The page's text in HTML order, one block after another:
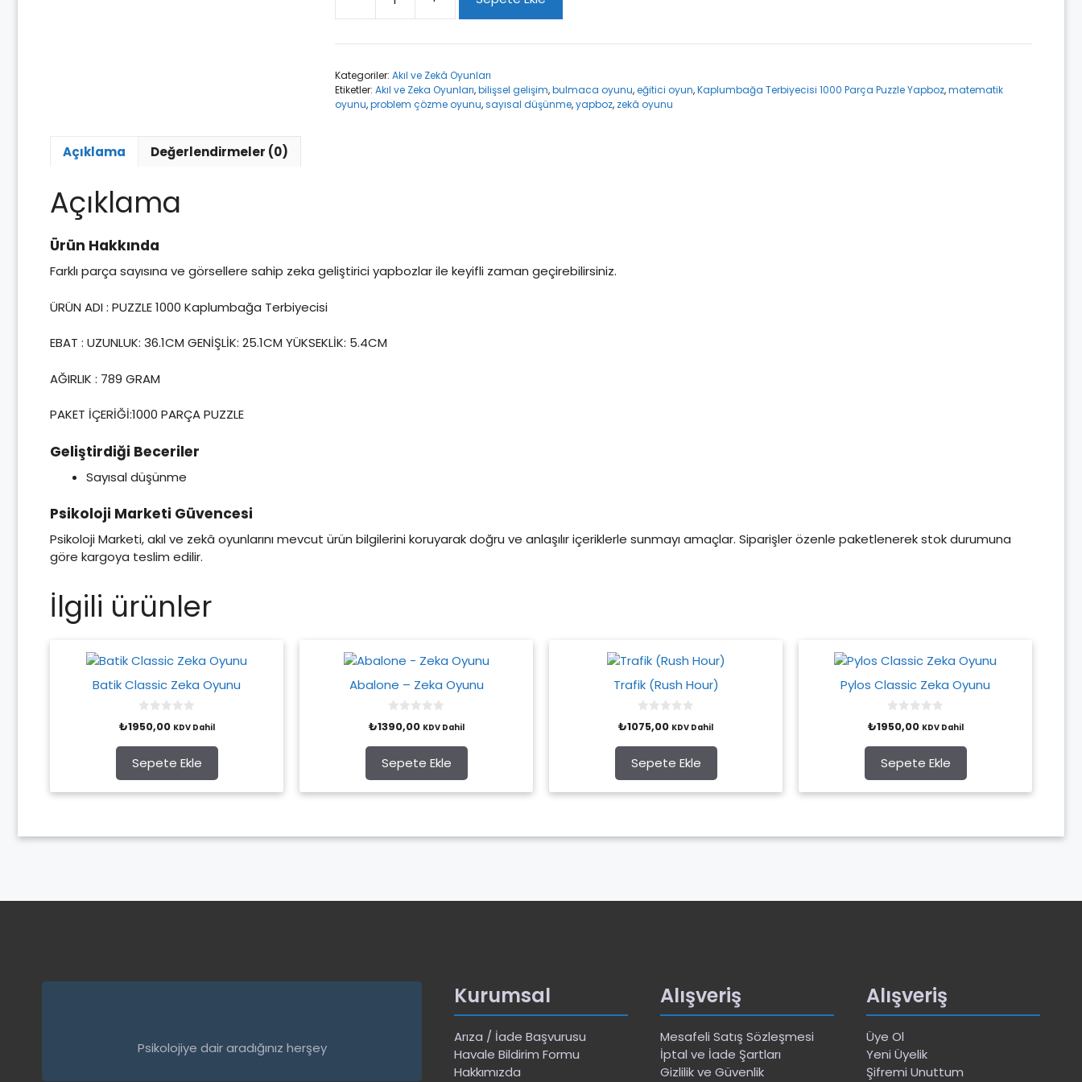
Kaplumbağa
Terbiyecisi
1000
Puzzle
Yapboz
adet
Kategoriler: Akıl ve Zekâ Oyunları
Etiketler: Akıl ve Zeka Oyunları,bilişsel gelişim,bulmaca oyunu,eğitici oyun,Kaplumbağa Terbiyecisi 1000 Parça Puzzle Yapboz,matematik
oyunu,problem çözme oyunu,sayısal düşünme,yapboz, zekâ oyunu
Açıklama Değerlendirmeler (0)
Açıklama
Ürün Hakkında
Farklı parça sayısına ve görsellere sahip zeka geliştirici yapbozlar ile keyifli zaman geçirebilirsiniz.
ÜRÜN ADI : PUZZLE 1000 Kaplumbağa Terbiyecisi
EBAT : UZUNLUK: 36.1CM GENİŞLİK: 25.1CM YÜKSEKLİK: 5.4CM
AĞIRLIK : 789 GRAM
PAKET İÇERİĞİ:1000 PARÇA PUZZLE
Geliştirdiği Beceriler
Sayısal düşünme
Psikoloji Marketi Güvencesi
Psikoloji Marketi, akıl ve zekâ oyunlarını mevcut ürün bilgilerini koruyarak doğru ve anlaşılır içeriklerle sunmayı amaçlar. Siparişler özenle paketlenerek stok durumuna
göre kargoya teslim edilir.
İlgili ürünler
Batik Classic Zeka Oyunu
0
o
t
o
f
5
₺1950,00 KDV Dahil
Sepete Ekle
Abalone – Zeka Oyunu
0
o
t
o
f
5
₺1390,00 KDV Dahil
Sepete Ekle
Trafik (Rush Hour)
0
o
t
o
f
5
₺1075,00 KDV Dahil
Sepete Ekle
Pylos Classic Zeka Oyunu
0
o
t
o
f
5
₺1950,00 KDV Dahil
Sepete Ekle
Psikolojiye dair aradığınız herşey
Kurumsal
Arıza / İade Başvurusu
Havale Bildirim Formu
Hakkımızda
Alışveriş
Mesafeli Satış Sözleşmesi
İptal ve İade Şartları
Gizlilik ve Güvenlik
Alışveriş
Üye Ol
Yeni Üyelik
Şifremi Unuttum